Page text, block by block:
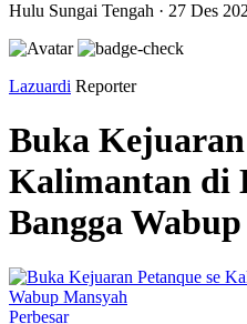
Hulu Sungai Tengah · 27 Des
Lazuardi Reporter
Buka Kejuaran
Kalimantan di
Bangga
Perbesar